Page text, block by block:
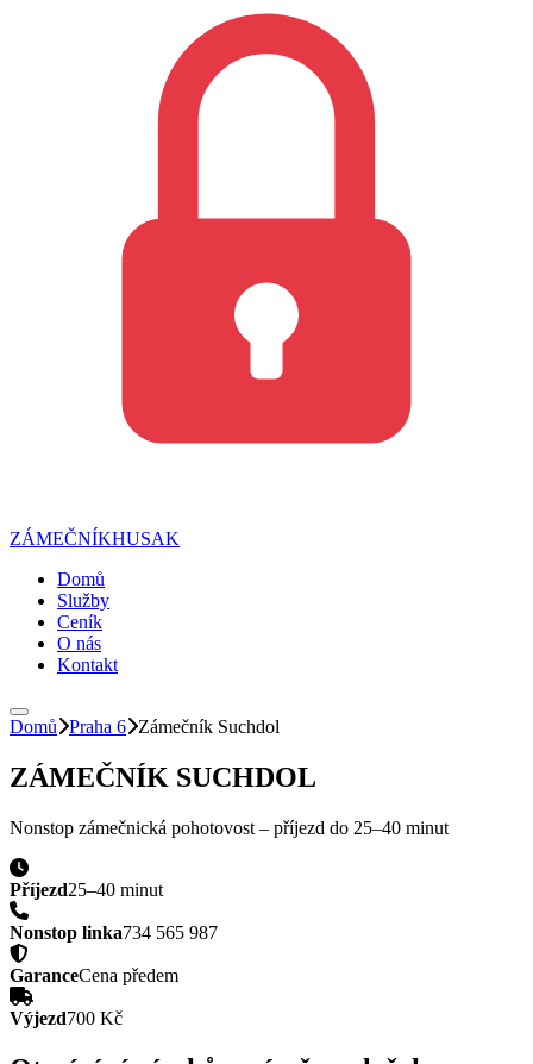
ZÁMEČNÍKHUSAK
Domů
Služby
Ceník
O nás
Kontakt
Domů Praha 6 Zámečník Suchdol
ZÁMEČNÍK SUCHDOL
Nonstop zámečnická pohotovost – příjezd do 25–40 minut
Příjezd25–40 minut
Nonstop linka734 565 987
GaranceCena předem
Výjezd700 Kč